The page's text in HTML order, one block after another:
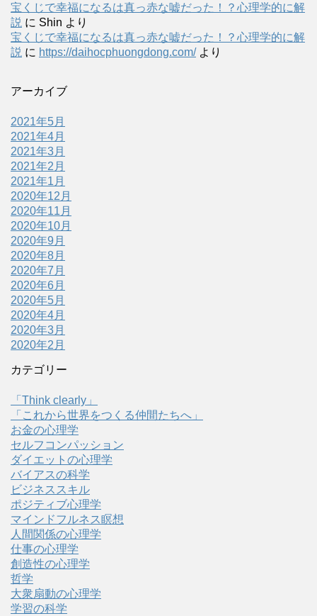
宝くじで幸福になるは真っ赤な嘘だった！？心理学的に解
説 に Shin より
宝くじで幸福になるは真っ赤な嘘だった！？心理学的に解
説 に https://daihocphuongdong.com/より
アーカイブ
2021年5月
2021年4月
2021年3月
2021年2月
2021年1月
2020年12月
2020年11月
2020年10月
2020年9月
2020年8月
2020年7月
2020年6月
2020年5月
2020年4月
2020年3月
2020年2月
カテゴリー
「Think clearly」
「これから世界をつくる仲間たちへ」
お金の心理学
セルフコンパッション
ダイエットの心理学
バイアスの科学
ビジネススキル
ポジティブ心理学
マインドフルネス瞑想
人間関係の心理学
仕事の心理学
創造性の心理学
哲学
大衆扇動の心理学
学習の科学